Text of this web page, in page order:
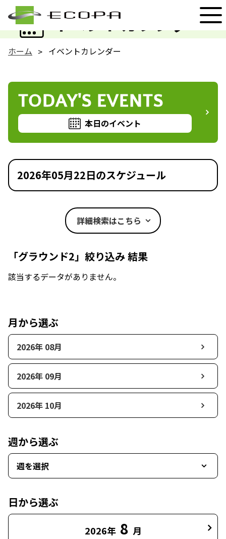
イベントカレンダー
EVENT
ホーム イベントカレンダー
TODAY'S EVENTS
本日のイベント
2026年05月22日のスケジュール
詳細検索はこちら
「グラウンド2」絞り込み 結果
該当するデータがありません。
月から選ぶ
2026年 08月
2026年 09月
2026年 10月
週から選ぶ
週を選択
日から選ぶ
2026年 8 月